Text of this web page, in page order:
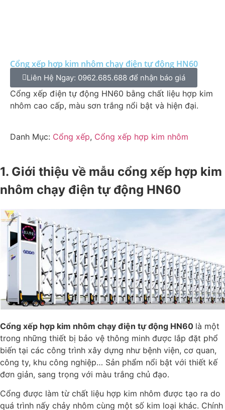
Cổng xếp hợp kim nhôm chạy điện tự động HN60
Liên Hệ Ngay: 0962.685.688 để nhận báo giá
Cổng xếp điện tự động HN60 bằng chất liệu hợp kim
nhôm cao cấp, màu sơn trắng nổi bật và hiện đại.
Danh Mục: Cổng xếp, Cổng xếp hợp kim nhôm
1. Giới thiệu về mẫu cổng xếp hợp kim
nhôm chạy điện tự động HN60
Cổng xếp hợp kim nhôm chạy điện tự động HN60 là một
trong những thiết bị bảo vệ thông minh được lắp đặt phổ
biến tại các công trình xây dựng như bệnh viện, cơ quan,
công ty, khu công nghiệp… Sản phẩm nổi bật với thiết kế
đơn giản, sang trọng với màu trắng chủ đạo.
Cổng được làm từ chất liệu hợp kim nhôm được tạo ra do
quá trình nấy chảy nhôm cùng một số kim loại khác. Chính